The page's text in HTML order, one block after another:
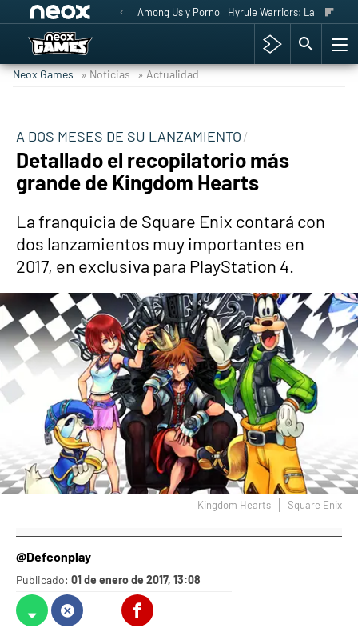
Among Us y Porno Hyrule Warriors: La Era del
Neox Games » Noticias » Actualidad
A DOS MESES DE SU LANZAMIENTO
Detallado el recopilatorio más
grande de Kingdom Hearts
La franquicia de Square Enix contará con
dos lanzamientos muy importantes en
2017, en exclusiva para PlayStation 4.
-
Kingdom Hearts Square Enix
@Defconplay
Publicado: 01 de enero de 2017, 13:08
WhatsappFacebook Flipboard